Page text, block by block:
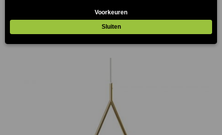
€114.00 (Prijs incl. btw: €137,94)